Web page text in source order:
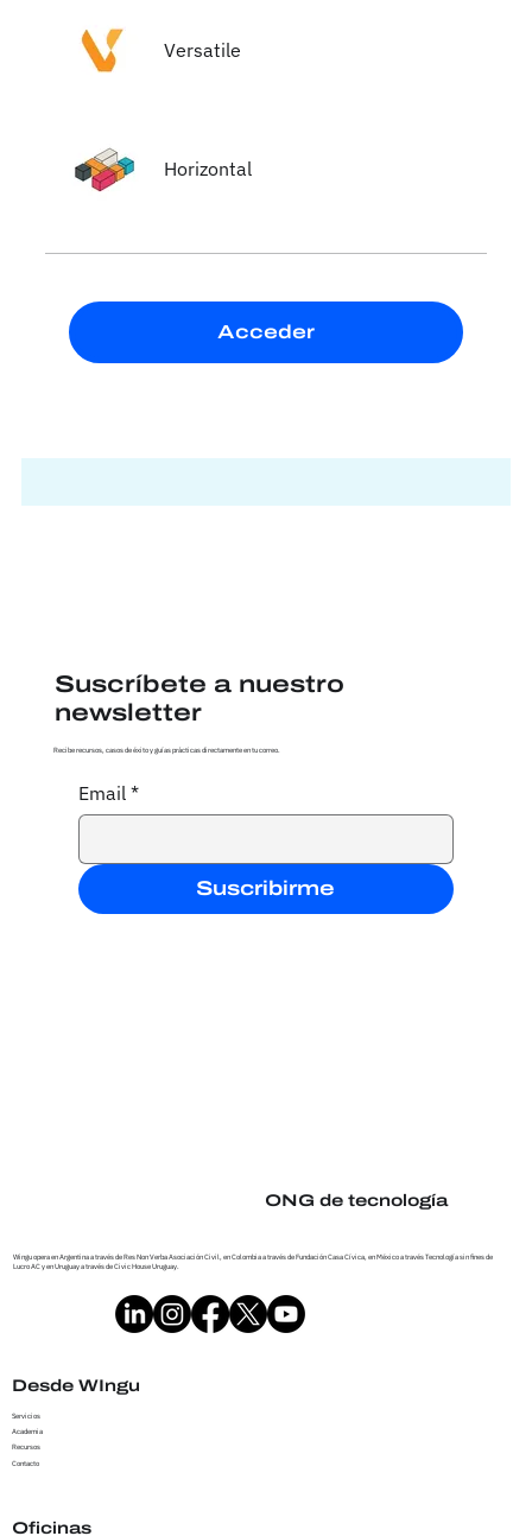
Versatile
Horizontal
Acceder
ONG de tecnología
Wingu opera en Argentina a través de Res Non Verba Asociación Civil, en Colombia a través de Fundación Casa Cívica, en México a través Tecnología sin fines de
Lucro AC y en Uruguay a través de Civic House Uruguay.
Desde WIngu
Servicios
Academia
Recursos
Contacto
Oficinas
Suscríbete a nuestro
newsletter
Recibe recursos, casos de éxito y guías prácticas directamente en tu correo.
Email *
Suscribirme